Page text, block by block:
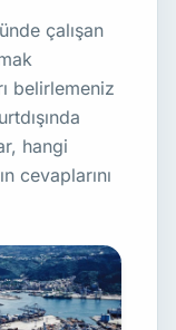
çalışan
belirlemeniz
hangi
cevaplarını